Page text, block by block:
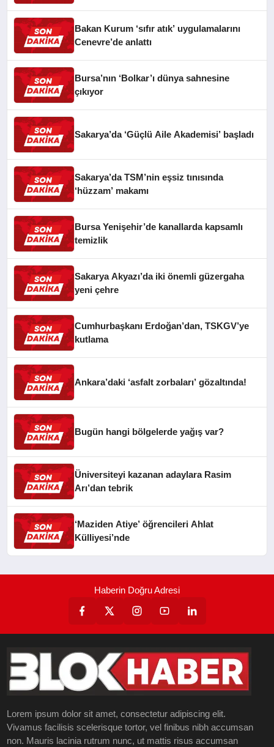
Bakan Kurum ‘sıfır atık’ uygulamalarını
Cenevre’de anlattı
Bursa’nın ‘Bolkar’ı dünya sahnesine
çıkıyor
Sakarya’da ‘Güçlü Aile Akademisi’ başladı
Sakarya’da TSM’nin eşsiz tınısında
‘hüzzam’ makamı
Bursa Yenişehir’de kanallarda kapsamlı
temizlik
Sakarya Akyazı’da iki önemli güzergaha
yeni çehre
Cumhurbaşkanı Erdoğan’dan, TSKGV’ye
kutlama
Ankara’daki ‘asfalt zorbaları’ gözaltında!
Bugün hangi bölgelerde yağış var?
Üniversiteyi kazanan adaylara Rasim
Arı’dan tebrik
‘Maziden Atiye’ öğrencileri Ahlat
Külliyesi’nde
Haberin Doğru Adresi
Lorem ipsum dolor sit amet, consectetur adipiscing elit.
Vivamus facilisis scelerisque tortor, vel finibus nibh accumsan
non. Mauris lacinia rutrum nunc, ut mattis risus accumsan